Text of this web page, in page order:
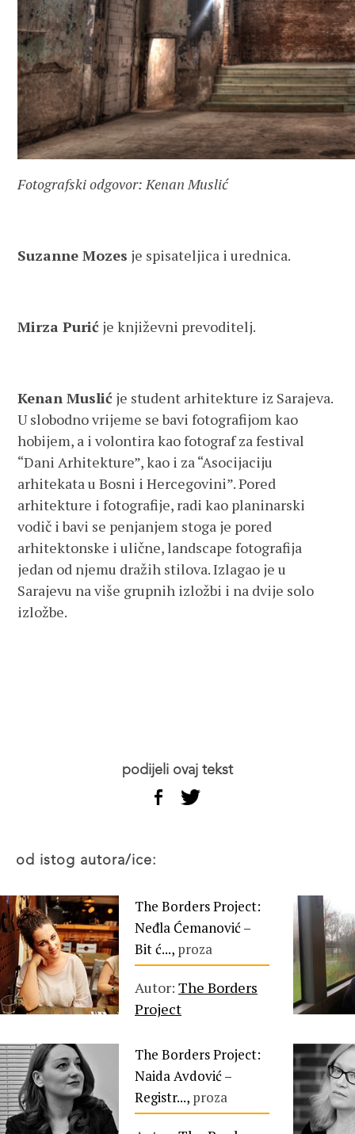
Fotografski odgovor: Kenan Muslić
Suzanne Mozes je spisateljica i urednica.
Mirza Purić je književni prevoditelj.
Kenan Muslić je student arhitekture iz Sarajeva.
U slobodno vrijeme se bavi fotografijom kao
hobijem, a i volontira kao fotograf za festival
“Dani Arhitekture”, kao i za “Asocijaciju
arhitekata u Bosni i Hercegovini”. Pored
arhitekture i fotografije, radi kao planinarski
vodič i bavi se penjanjem stoga je pored
arhitektonske i ulične, landscape fotografija
jedan od njemu dražih stilova. Izlagao je u
Sarajevu na više grupnih izložbi i na dvije solo
izložbe.
podijeli ovaj tekst
od istog autora/ice:
The Borders Project:
Neđla Ćemanović –
Bit ć..., proza
Autor: The Borders
Project
The Borders Project:
Naida Avdović –
Registr..., proza